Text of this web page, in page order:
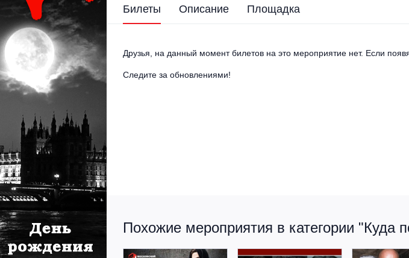
Билеты Описание Площадка
Друзья, на данный момент билетов на это мероприятие нет. Если
Следите за обновлениями!
Похожие мероприятия в категории "Куда